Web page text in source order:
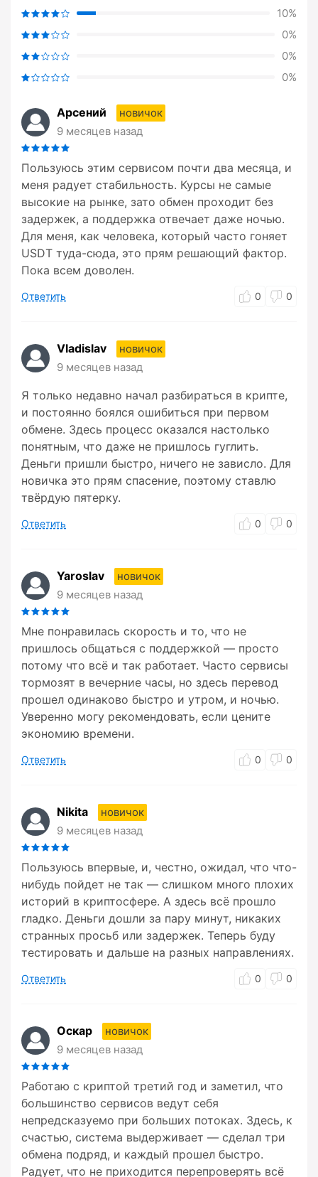
10%
0%
0%
0%
Арсений
новичок
9 месяцев назад
Пользуюсь этим сервисом почти два месяца, и
меня радует стабильность. Курсы не самые
высокие на рынке, зато обмен проходит без
задержек, а поддержка отвечает даже ночью.
Для меня, как человека, который часто гоняет
USDT туда-сюда, это прям решающий фактор.
Пока всем доволен.
Ответить 0 0
Vladislav
новичок
9 месяцев назад
Я только недавно начал разбираться в крипте,
и постоянно боялся ошибиться при первом
обмене. Здесь процесс оказался настолько
понятным, что даже не пришлось гуглить.
Деньги пришли быстро, ничего не зависло. Для
новичка это прям спасение, поэтому ставлю
твёрдую пятерку.
Ответить 0 0
Yaroslav
новичок
9 месяцев назад
Мне понравилась скорость и то, что не
пришлось общаться с поддержкой — просто
потому что всё и так работает. Часто сервисы
тормозят в вечерние часы, но здесь перевод
прошел одинаково быстро и утром, и ночью.
Уверенно могу рекомендовать, если цените
экономию времени.
Ответить 0 0
Nikita
новичок
9 месяцев назад
Пользуюсь впервые, и, честно, ожидал, что что-
нибудь пойдет не так — слишком много плохих
историй в криптосфере. А здесь всё прошло
гладко. Деньги дошли за пару минут, никаких
странных просьб или задержек. Теперь буду
тестировать и дальше на разных направлениях.
Ответить 0 0
Оскар
новичок
9 месяцев назад
Работаю с криптой третий год и заметил, что
большинство сервисов ведут себя
непредсказуемо при больших потоках. Здесь, к
счастью, система выдерживает — сделал три
обмена подряд, и каждый прошел быстро.
Радует, что не приходится перепроверять всё